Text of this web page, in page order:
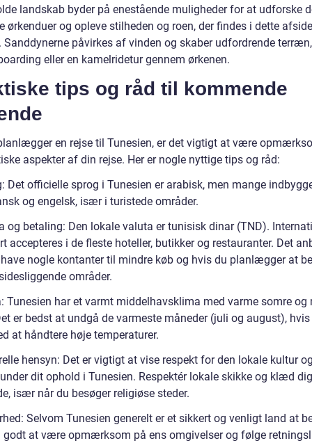
landskab byder på enestående muligheder for at udforske
ørkenduer og opleve stilheden og roen, der findes i dette
Sanddynerne påvirkes af vinden og skaber udfordrende
eller en kamelridetur gennem ørkenen.
tips og råd til kommende
en rejse til Tunesien, er det vigtigt at være
aspekter af din rejse. Her er nogle nyttige tips og råd:
Det officielle sprog i Tunesien er arabisk, men mange
og engelsk, især i turistede områder.
og betaling: Den lokale valuta er tunisisk dinar (TND).
accepteres i de fleste hoteller, butikker og restauranter. Det
nogle kontanter til mindre køb og hvis du planlægger at
områder.
Tunesien har et varmt middelhavsklima med varme somre og
er bedst at undgå de varmeste måneder (juli og august),
at håndtere høje temperaturer.
hensyn: Det er vigtigt at vise respekt for den lokale kultur
dit ophold i Tunesien. Respektér lokale skikke og klæd dig
især når du besøger religiøse steder.
Selvom Tunesien generelt er et sikkert og venligt land at
godt at være opmærksom på ens omgivelser og følge